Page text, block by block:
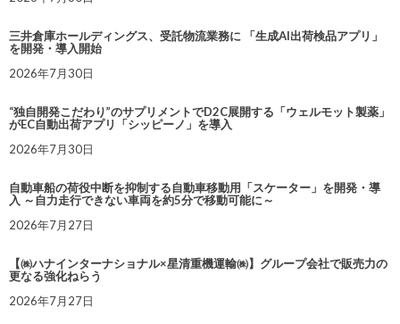
三井倉庫ホールディングス、受託物流業務に 「生成AI出荷検品アプリ」
を開発・導入開始
2026年7月30日
“独自開発こだわり”のサプリメントでD2C展開する「ウェルモット製薬」
がEC自動出荷アプリ「シッピーノ」を導入
2026年7月30日
自動車船の荷役中断を抑制する自動車移動用「スケーター」を開発・導
入 ～自力走行できない車両を約5分で移動可能に～
2026年7月27日
【㈱ハナインターナショナル×星清重機運輸㈱】グループ会社で販売力の
更なる強化ねらう
2026年7月27日